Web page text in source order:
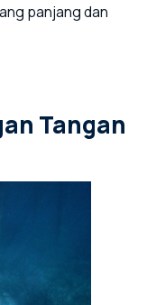
panjang dan
Tangan